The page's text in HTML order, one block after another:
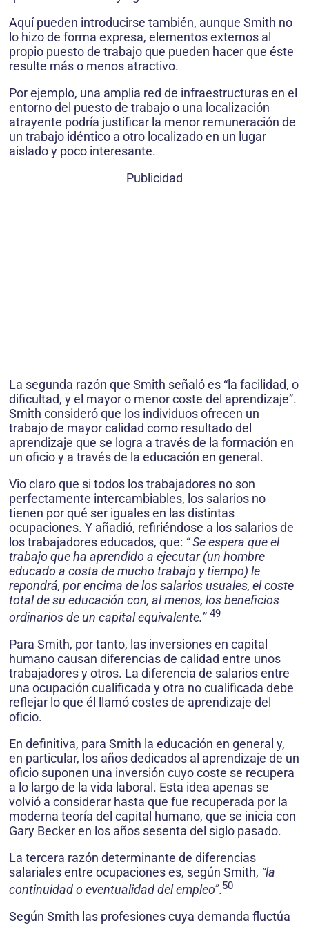
Aquí pueden introducirse también, aunque Smith no
lo hizo de forma expresa, elementos externos al
propio puesto de trabajo que pueden hacer que éste
resulte más o menos atractivo.
Por ejemplo, una amplia red de infraestructuras en el
entorno del puesto de trabajo o una localización
atrayente podría justificar la menor remuneración de
un trabajo idéntico a otro localizado en un lugar
aislado y poco interesante.
Publicidad
La segunda razón que Smith señaló es “la facilidad, o
dificultad, y el mayor o menor coste del aprendizaje”.
Smith consideró que los individuos ofrecen un
trabajo de mayor calidad como resultado del
aprendizaje que se logra a través de la formación en
un oficio y a través de la educación en general.
Vio claro que si todos los trabajadores no son
perfectamente intercambiables, los salarios no
tienen por qué ser iguales en las distintas
ocupaciones. Y añadió, refiriéndose a los salarios de
los trabajadores educados, que: “ Se espera que el
trabajo que ha aprendido a ejecutar (un hombre
educado a costa de mucho trabajo y tiempo) le
repondrá, por encima de los salarios usuales, el coste
total de su educación con, al menos, los beneficios
ordinarios de un capital equivalente.” 49
Para Smith, por tanto, las inversiones en capital
humano causan diferencias de calidad entre unos
trabajadores y otros. La diferencia de salarios entre
una ocupación cualificada y otra no cualificada debe
reflejar lo que él llamó costes de aprendizaje del
oficio.
En definitiva, para Smith la educación en general y,
en particular, los años dedicados al aprendizaje de un
oficio suponen una inversión cuyo coste se recupera
a lo largo de la vida laboral. Esta idea apenas se
volvió a considerar hasta que fue recuperada por la
moderna teoría del capital humano, que se inicia con
Gary Becker en los años sesenta del siglo pasado.
La tercera razón determinante de diferencias
salariales entre ocupaciones es, según Smith, “la
continuidad o eventualidad del empleo”.50
Según Smith las profesiones cuya demanda fluctúa